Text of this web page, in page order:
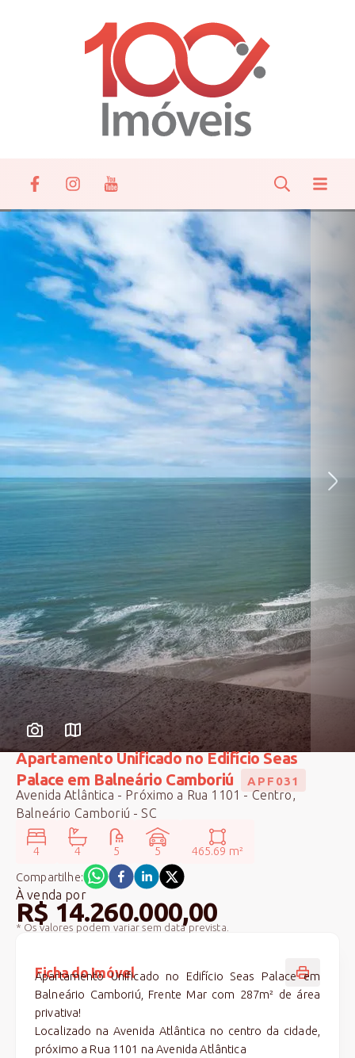
Apartamento Unificado no Edifício Seas
Palace em Balneário Camboriú
APF031
Avenida Atlântica - Próximo a Rua 1101 - Centro,
Balneário Camboriú - SC
4 4 5 5
465.69 m²
Compartilhe:
À venda por
R$ 14.260.000,00
* Os valores podem variar sem data prevista.
Ficha do Imóvel
Apartamento Unificado no Edifício Seas Palace em
Balneário Camboriú, Frente Mar com 287m² de área
privativa!
Localizado na Avenida Atlântica no centro da cidade,
próximo a Rua 1101 na Avenida Atlântica